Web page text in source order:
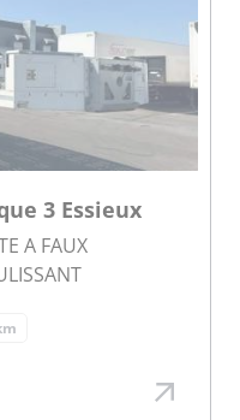
3 Essieux
A FAUX